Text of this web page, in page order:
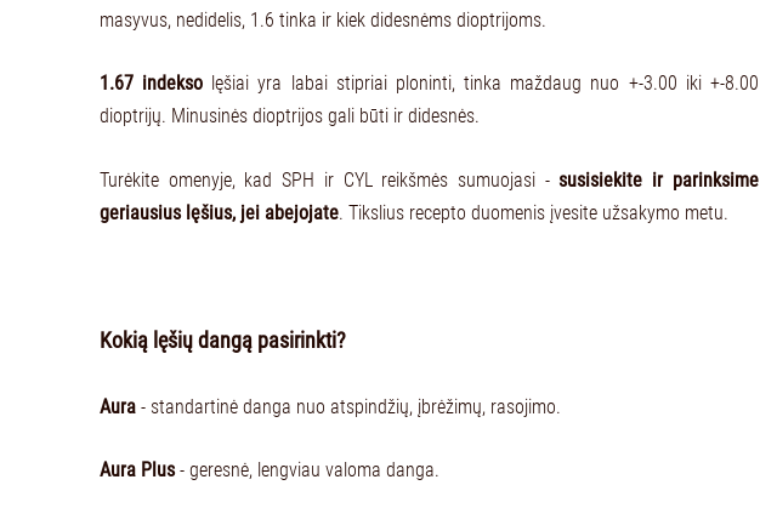
masyvus, nedidelis, 1.6 tinka ir kiek didesnėms dioptrijoms.
1.67 indekso lęšiai yra labai stipriai ploninti, tinka maždaug nuo +-3.00 iki +-8.00
dioptrijų. Minusinės dioptrijos gali būti ir didesnės.
Turėkite omenyje, kad SPH ir CYL reikšmės sumuojasi - susisiekite ir parinksime
geriausius lęšius, jei abejojate. Tikslius recepto duomenis įvesite užsakymo metu.
Kokią lęšių dangą pasirinkti?
Aura - standartinė danga nuo atspindžių, įbrėžimų, rasojimo.
Aura Plus- geresnė, lengviau valoma danga.